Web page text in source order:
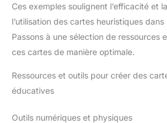
Ces exemples soulignent l’efficacité et
l’utilisation des cartes heuristiques
Passons à une sélection de ressources
ces cartes de manière optimale.
Ressources et outils pour créer des
éducatives
Outils numériques et physiques